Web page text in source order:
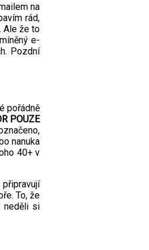
na
rád,
Ale že to
e-
Pozdní
pořádně
POUZE
nanuka
40+ v
To, že
neděli si